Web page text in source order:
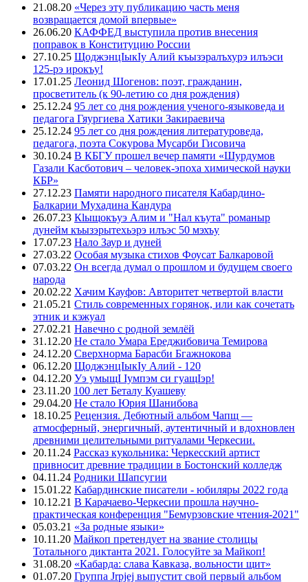
21.08.20 «Через эту публикацию часть меня
возвращается домой впервые»
26.06.20 КАФФЕД выступила против внесения
поправок в Конституцию России
27.10.25 ЩоджэнцIыкIу Алий къызэралъхурэ илъэси
125-рэ ирокъу!
17.01.25 Леонид Шогенов: поэт, гражданин,
просветитель (к 90-летию со дня рождения)
25.12.24 95 лет со дня рождения ученого-языковеда и
педагога Гяургиева Хатики Закираевича
25.12.24 95 лет со дня рождения литературоведа,
педагога, поэта Сокурова Мусарби Гисовича
30.10.24 В КБГУ прошел вечер памяти «Шурдумов
Газали Касботович – человек-эпоха химической науки
КБР»
27.12.23 Памяти народного писателя Кабардино-
Балкарии Мухадина Кандура
26.07.23 Кlыщокъуэ Алим и "Нал къута" романыр
дунейм къызэрытехьэрэ илъэс 50 мэхъу
17.07.23 Нало Заур и дуней
27.03.22 Особая музыка стихов Фоусат Балкаровой
07.03.22 Он всегда думал о прошлом и будущем своего
народа
20.02.22 Хачим Кауфов: Авторитет четвертой власти
21.05.21 Стиль современных горянок, или как сочетать
этник и кэжуал
27.02.21 Навечно с родной землёй
31.12.20 Не стало Умара Ереджибовича Темирова
24.12.20 Сверхнорма Барасби Бгажнокова
06.12.20 ЩоджэнцIыкIу Алий - 120
04.12.20 Уэ умыщI Iумпэм си гуащIэр!
23.11.20 100 лет Беталу Куашеву
29.04.20 Не стало Юрия Шанибова
18.10.25 Рецензия. Дебютный альбом Чапщ —
атмосферный, энергичный, аутентичный и вдохновлен
древними целительными ритуалами Черкесии.
20.11.24 Рассказ кукольника: Черкесский артист
привносит древние традиции в Бостонский колледж
04.11.24 Родники Шапсугии
15.01.22 Кабардинские писатели - юбиляры 2022 года
10.12.21 В Карачаево-Черкесии прошла научно-
практическая конференция "Бемурзовские чтения-2021"
05.03.21 «За родные языки»
10.11.20 Майкоп претендует на звание столицы
Тотального диктанта 2021. Голосуйте за Майкоп!
31.08.20 «Кабарда: слава Кавказа, вольности щит»
01.07.20 Группа Jrpjej выпустит свой первый альбом